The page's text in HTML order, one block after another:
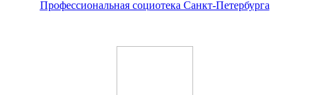
Профессиональная социотека Санкт-Петербурга